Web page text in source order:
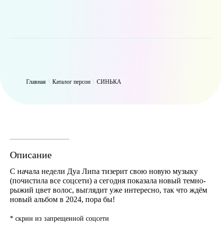
Главная \ Каталог персон \ СИНЬКА
Описание
С начала недели Дуа Липа тизерит свою новую музыку
(почистила все соцсети) а сегодня показала новый темно-
рыжий цвет волос, выглядит уже интересно, так что ждём
новый альбом в 2024, пора бы!
* скрин из запрещенной соцсети